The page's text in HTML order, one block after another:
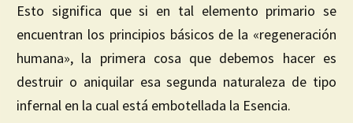
Esto significa que si en tal elemento primario se
encuentran los principios básicos de la «regeneración
humana», la primera cosa que debemos hacer es
destruir o aniquilar esa segunda naturaleza de tipo
infernal en la cual está embotellada la Esencia.